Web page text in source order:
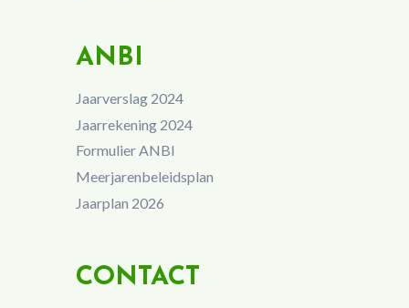
ANBI
Jaarverslag 2024
Jaarrekening 2024
Formulier ANBI
Meerjarenbeleidsplan
Jaarplan 2026
CONTACT